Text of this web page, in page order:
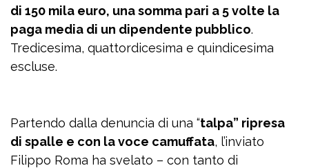
di 150 mila euro, una somma pari a 5 volte la
paga media di un dipendente pubblico.
Tredicesima, quattordicesima e quindicesima
escluse.
Partendo dalla denuncia di una “talpa” ripresa
di spalle e con la voce camuffata, l’inviato
Filippo Roma ha svelato – con tanto di